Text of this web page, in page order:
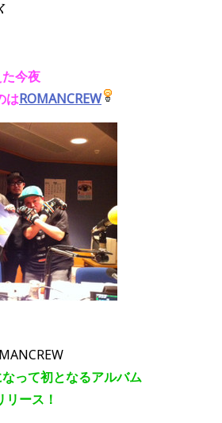
今夜
はROMANCREW
って初となるアルバム
ース！